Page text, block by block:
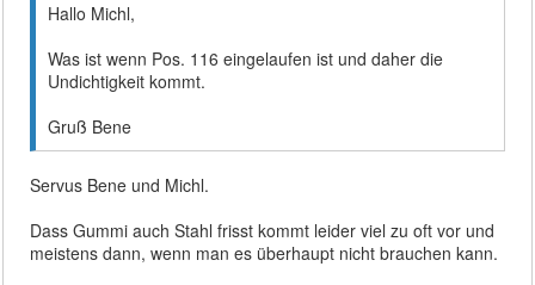
Hallo Michl,
Was ist wenn Pos. 116 eingelaufen ist und daher die
Undichtigkeit kommt.
Gruß Bene
Servus Bene und Michl.
Dass Gummi auch Stahl frisst kommt leider viel zu oft vor und
meistens dann, wenn man es überhaupt nicht brauchen kann.